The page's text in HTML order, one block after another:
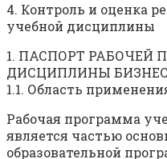
4. Контроль и оценка
учебной дисциплины
1. ПАСПОРТ
ДИСЦИПЛИНЫ
1.1. Область
Рабочая программа
является частью
образовательной